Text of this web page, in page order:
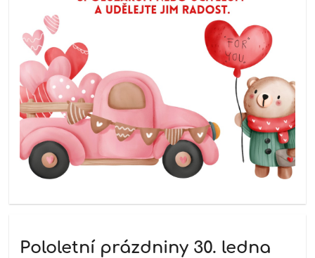
Pololetní prázdniny 30. ledna